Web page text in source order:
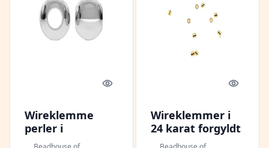
Quick look
Wireklemme
perler i
sterlingsølv,
Quick
Wireklemmer i
24 karat forgyldt
messing, crims